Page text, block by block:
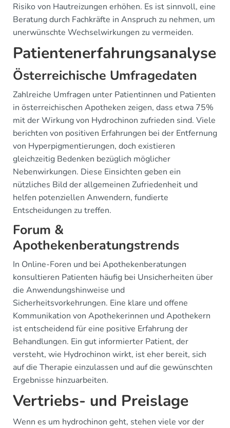
Risiko von Hautreizungen erhöhen. Es ist sinnvoll, eine
Beratung durch Fachkräfte in Anspruch zu nehmen, um
unerwünschte Wechselwirkungen zu vermeiden.
Patientenerfahrungsanalyse
Österreichische Umfragedaten
Zahlreiche Umfragen unter Patientinnen und Patienten
in österreichischen Apotheken zeigen, dass etwa 75%
mit der Wirkung von Hydrochinon zufrieden sind. Viele
berichten von positiven Erfahrungen bei der Entfernung
von Hyperpigmentierungen, doch existieren
gleichzeitig Bedenken bezüglich möglicher
Nebenwirkungen. Diese Einsichten geben ein
nützliches Bild der allgemeinen Zufriedenheit und
helfen potenziellen Anwendern, fundierte
Entscheidungen zu treffen.
Forum &
Apothekenberatungstrends
In Online-Foren und bei Apothekenberatungen
konsultieren Patienten häufig bei Unsicherheiten über
die Anwendungshinweise und
Sicherheitsvorkehrungen. Eine klare und offene
Kommunikation von Apothekerinnen und Apothekern
ist entscheidend für eine positive Erfahrung der
Behandlungen. Ein gut informierter Patient, der
versteht, wie Hydrochinon wirkt, ist eher bereit, sich
auf die Therapie einzulassen und auf die gewünschten
Ergebnisse hinzuarbeiten.
Vertriebs- und Preislage
Wenn es um hydrochinon geht, stehen viele vor der